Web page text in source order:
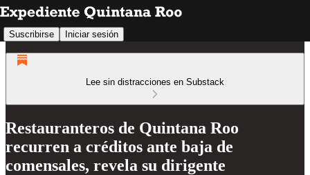
Suscribirse Iniciar sesión
Lee sin distracciones en Substack
Restauranteros de Quintana Roo
recurren a créditos ante baja de
comensales, revela su dirigente